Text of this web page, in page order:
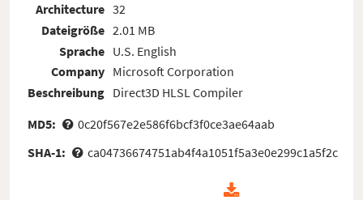
Architecture
Dateigröße
Sprache
Company
Beschreibung
32
2.01 MB
U.S. English
Microsoft Corporation
Direct3D HLSL Compiler
MD5:
0c20f567e2e586f6bcf3f0ce3ae64aab
SHA-1:
ca04736674751ab4f4a1051f5a3e0e299c1a5f2c